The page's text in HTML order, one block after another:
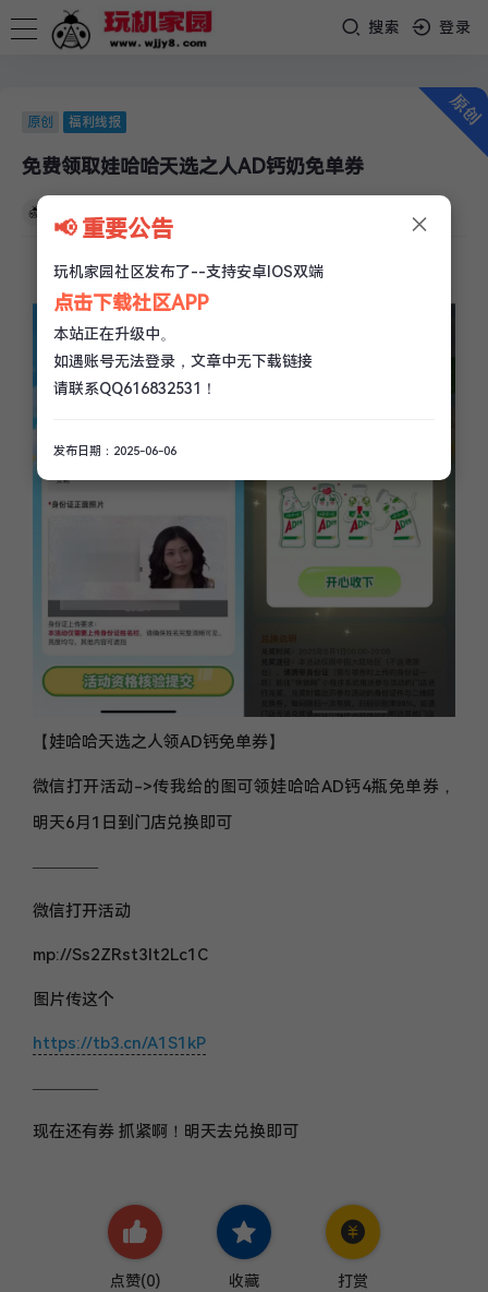
搜索 登录
原创 福利线报
免费领取娃哈哈天选之人AD钙奶免单券
【娃哈哈天选之人领AD钙免单券】
微信打开活动->传我给的图可领娃哈哈AD钙4瓶免单券，
明天6月1日到门店兑换即可
————
微信打开活动
mp://Ss2ZRst3lt2Lc1C
图片传这个
https://tb3.cn/A1S1kP
————
现在还有券 抓紧啊！明天去兑换即可
点赞(0) 收藏 打赏
×
📢 重要公告
玩机家园社区发布了--支持安卓IOS双端
点击下载社区APP
本站正在升级中。
如遇账号无法登录，文章中无下载链接
请联系QQ616832531！
发布日期：2025-06-06